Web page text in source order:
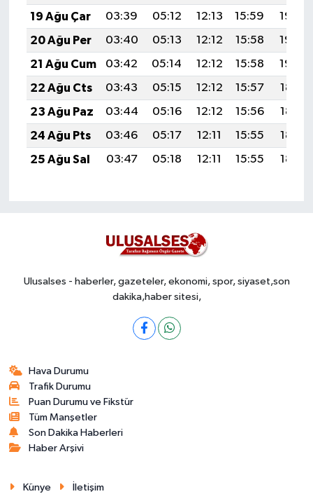
19 Ağu Çar
03:39 05:12 12:13 15:59
19:03
20 Ağu Per
03:40 05:13 12:12 15:58
19:02
21 Ağu Cum
03:42 05:14 12:12 15:58
19:00
22 Ağu Cts
03:43 05:15 12:12 15:57
18:59
23 Ağu Paz
03:44 05:16 12:12 15:56
18:57
24 Ağu Pts
03:46 05:17 12:11 15:55
18:56
25 Ağu Sal
03:47 05:18 12:11 15:55 18:54
Ulusalses - haberler, gazeteler, ekonomi, spor, siyaset,son
dakika,haber sitesi,
Hava Durumu
Trafik Durumu
Puan Durumu ve Fikstür
Tüm Manşetler
Son Dakika Haberleri
Haber Arşivi
Künye İletişim